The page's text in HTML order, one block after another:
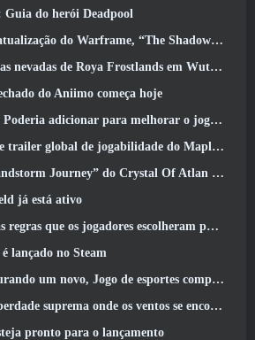
do herói Deadpool
do Warframe, “The Shadowgrapher” chegará em março
Roya Frostlands em Wuthering Waves, próxima versão 3.1
do Aniimo começa hoje
adicionar para melhorar o jogo em 2026
global de jogabilidade do MapleStory Classic World
do Crystal Of Atlan aumenta o limite de nível para 70
já está ativo
escolheram para o próximo servidor Frostreaver do EverQuest
lançado no Steam
de esportes competitivos, O teste beta fechado do futebol freestyle 2 Está a caminho
suprema onde os ventos se encontram
pronto para o lançamento